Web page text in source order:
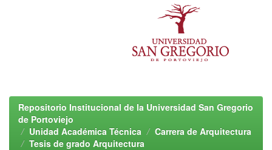
Repositorio Institucional de la Universidad San Gregorio
de Portoviejo
Unidad Académica Técnica
Carrera de Arquitectura
Tesis de grado Arquitectura